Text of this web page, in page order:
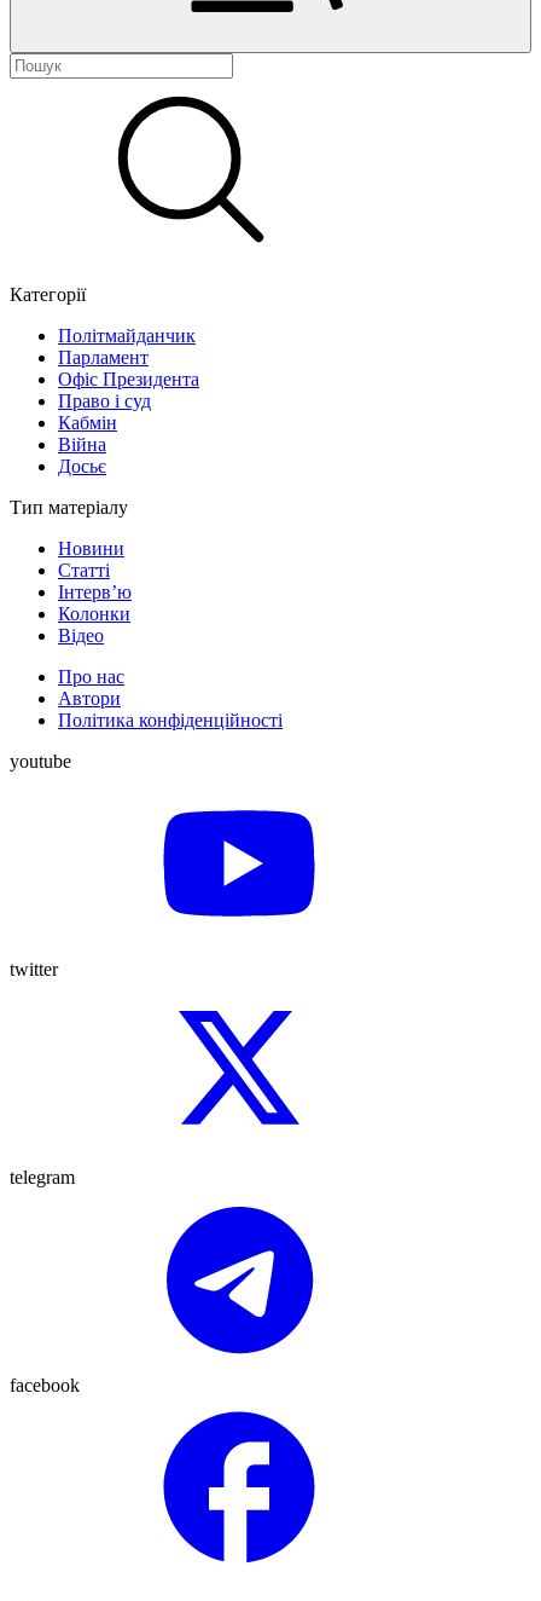
Категорії
Політмайданчик
Парламент
Офіс Президента
Право і суд
Кабмін
Війна
Досьє
Тип матеріалу
Новини
Статті
Інтерв’ю
Колонки
Відео
Про нас
Автори
Політика конфіденційності
youtube
twitter
telegram
facebook